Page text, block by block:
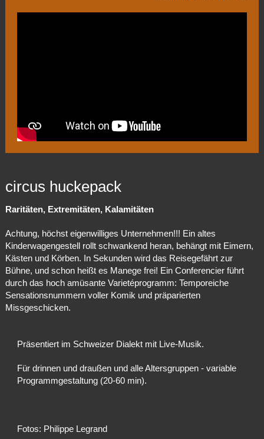
circus huckepack
Raritäten, Extremitäten, Kalamitäten
Achtung, höchst eigenwilliges Unternehmen!!! Ein altes
Kinderwagengestell rollt schwankend heran, behängt mit Eimern,
Kästen und Körben. In Sekunden wird das Reisegefährt zur
Bühne, und schon heißt es Manege frei! Ein Conferencier führt
durch das hoch amüsante Varietéprogramm: Temporeiche
Sensationsnummern voller Komik und präparierten
Missgeschicken.
Präsentiert im Schweizer Dialekt mit Live-Musik.
Für drinnen und draußen und alle Altersgruppen - variable
Programmgestaltung (20-60 min).
Fotos: Philippe Legrand